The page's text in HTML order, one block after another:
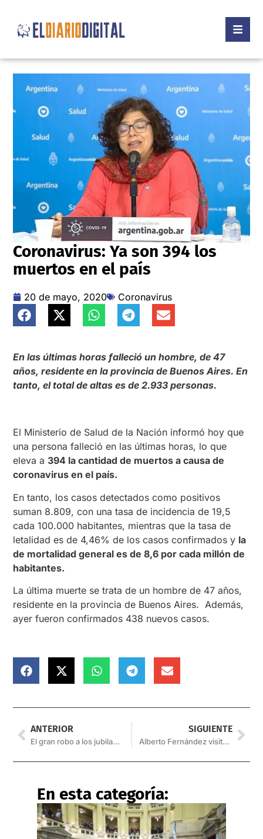
Coronavirus: Ya son 394 los
muertos en el país
20 de mayo, 2020 Coronavirus
En las últimas horas falleció un hombre, de 47
años, residente en la provincia de Buenos Aires. En
tanto, el total de altas es de 2.933 personas.
El Ministerio de Salud de la Nación informó hoy que
una persona falleció en las últimas horas, lo que
eleva a 394 la cantidad de muertos a causa de
coronavirus en el país.
En tanto, los casos detectados como positivos
suman 8.809, con una tasa de incidencia de 19,5
cada 100.000 habitantes, mientras que la tasa de
letalidad es de 4,46% de los casos confirmados y la
de mortalidad general es de 8,6 por cada millón de
habitantes.
La última muerte se trata de un hombre de 47 años,
residente en la provincia de Buenos Aires. Además,
ayer fueron confirmados 438 nuevos casos.
ANTERIOR
El gran robo a los jubilados
SIGUIENTE
Alberto Fernández visitará Tucumán y Santiago del Estero
En esta categoría: